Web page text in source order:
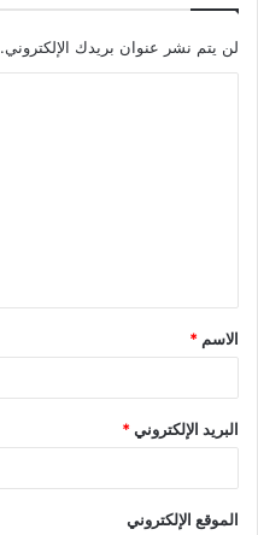
لن يتم نشر عنوان بريدك الإلكتروني.
ق
*
الاسم *
البريد الإلكتروني*
الموقع الإلكتروني